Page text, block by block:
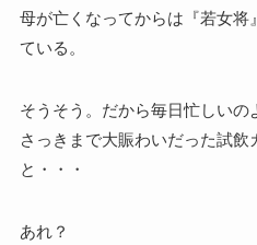
母が亡くなってからは『若女将
ている。
そうそう。だから毎日忙しいの
さっきまで大賑わいだった試飲
と・・・
あれ？